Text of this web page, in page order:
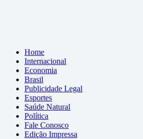
Home
Internacional
Economia
Brasil
Publicidade Legal
Esportes
Saúde Natural
Política
Fale Conosco
Edição Impressa